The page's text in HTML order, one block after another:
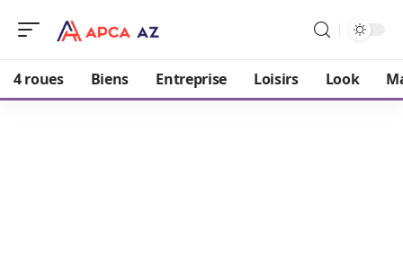
4 roues Biens Entreprise Loisirs Look